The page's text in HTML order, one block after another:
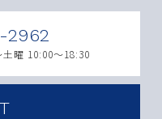
2962
曜 10:00～18:30